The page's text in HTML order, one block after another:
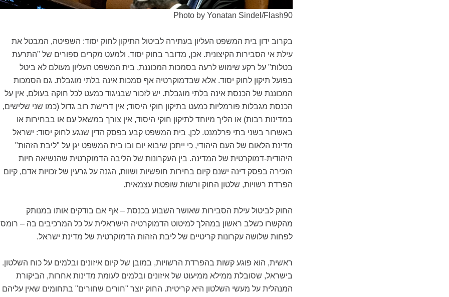
Photo by Yonatan Sindel/Flash90
בקרוב ידון בית המשפט העליון בעתירה לביטול התיקון לחוק יסוד: השפיטה, המבטל את
עילת אי הסבירות הקיצונית. אכן, מדובר בחוק יסוד, ולמעט מקרים ספורים של "התרעת
בטלות" על רקע שימוש לרעה בסמכות המכוננת, בית המשפט העליון מעולם לא ביטל
בפועל תיקון לחוק יסוד. אלא שבדמוקרטיה אף סמכות אינה בלתי מוגבלת. גם הסמכות
המכוננת של הכנסת אינה בלתי מוגבלת. יש לזכור שבניגוד כמעט לכל חוקה בעולם, אין על
הכנסת מגבלות פורמליות כמעט בתיקון חוקי היסוד; אין דרישת רוב גדול (כמו שני שלישים,
במדינות רבות) או הליך מיוחד לתיקון חוקי היסוד, אין צורך במשאל עם או בבחירות או
באשרור בשני בתי פרלמנט. לכן, בית המשפט קבע בפסק הדין שנגע לחוק יסוד: ישראל
מדינת הלאום של העם היהודי, כי ייתכן שיבוא יום ובו בית המשפט יגן על "ליבת הזהות"
היהודית-דמוקרטית של המדינה. בין העקרונות של הליבה הדמוקרטית שהנשיאה חיות
הזכירה בפסק דינה ישנם קיום בחירות חופשיות ושוות, הגנה על גרעין של זכויות אדם, קיום
הפרדת רשויות, שלטון החוק ורשות שופטת עצמאית.
החוק לביטול עילת הסבירות שאושר השבוע בכנסת – אף אם בודקים אותו במנותק
מהקשרו כשלב ראשון במהלך למיטוט הדמוקרטיה הישראלית על כל המרכיבים בה – רומס
לפחות שלושה עקרונות קריטיים של ליבת הזהות הדמוקרטית של מדינת ישראל.
ראשית, הוא פוגע קשות בהפרדת הרשויות, במובן של קיום איזונים ובלמים על כוח השלטון.
בישראל, שסובלת ממילא ממיעוט של איזונים ובלמים לעומת מדינות אחרות, הביקורת
המנהלית על מעשי השלטון היא קריטית. החוק יוצר "חורים שחורים" בתחומים שאין עליהם